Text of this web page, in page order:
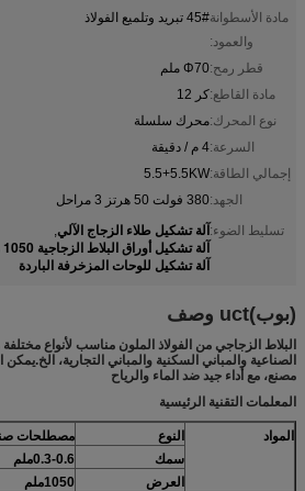
مادة الأسطوانة
والعمود:
45# تبريد وتلميع الفولاذ
قطر رمح:Φ70 ملم
مادة القاطع:كر 12
نوع المحرك:محرك سلسلة
السرعة:4 م / دقيقة
إجمالي الطاقة:5.5+5.5KW
الجهد:380 فولت 50 هرتز 3 مراحل
تسليط الضوء:آلة تشكيل طلاء الزجاج الآلي,
آلة تشكيل أوراق البلاط الزجاجية 1050 ملم
آلة تشكيل للوحات المزخرفة الباردة
(بوب)uct وصف
البلاط الزجاجي من الفولاذ الملون مناسب لأنواع
الصناعية والمباني السكنية والمباني التجارية،
مصنع، مع أداء جيد ضد الماء والرياح
المعلمات التقنية الرئيسية
المواد النوع
مصطلحات
سمك
0.3-0.6ملم
العرض
1050ملم